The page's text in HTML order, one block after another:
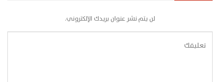
لن يتم نشر عنوان بريدك الإلكتروني.